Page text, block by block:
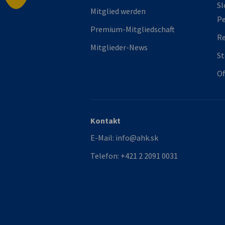
Mitglied werden
Premium-Mitgliedschaft
Mitglieder-News
Kontakt
E-Mail: info@ahk.sk
Telefon: +421 2 2091 0031